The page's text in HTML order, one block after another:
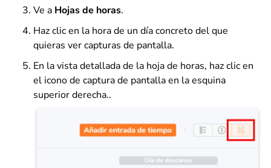
Ve a Hojas de horas.
Haz clic en la hora de un día concreto del que
quieras ver capturas de pantalla.
En la vista detallada de la hoja de horas, haz clic en
el icono de captura de pantalla en la esquina
superior derecha..